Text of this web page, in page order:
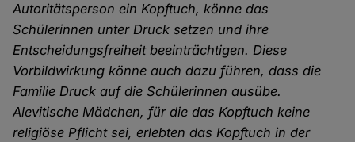
Autoritätsperson ein Kopftuch, könne das
Schülerinnen unter Druck setzen und ihre
Entscheidungsfreiheit beeinträchtigen. Diese
Vorbildwirkung könne auch dazu führen, dass die
Familie Druck auf die Schülerinnen ausübe.
Alevitische Mädchen, für die das Kopftuch keine
religiöse Pflicht sei, erlebten das Kopftuch in der